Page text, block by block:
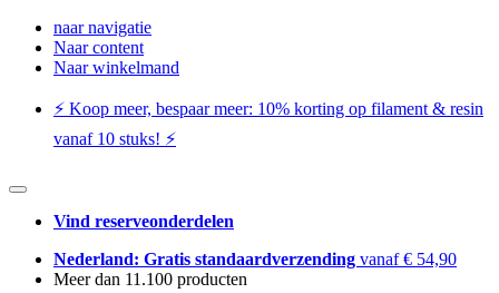
naar navigatie
Naar content
Naar winkelmand
⚡️ Koop meer, bespaar meer: ​​10% korting op filament & resin
vanaf 10 stuks! ⚡️
Vind reserveonderdelen
Nederland: Gratis standaardverzending vanaf € 54,90
Meer dan 11.100 producten